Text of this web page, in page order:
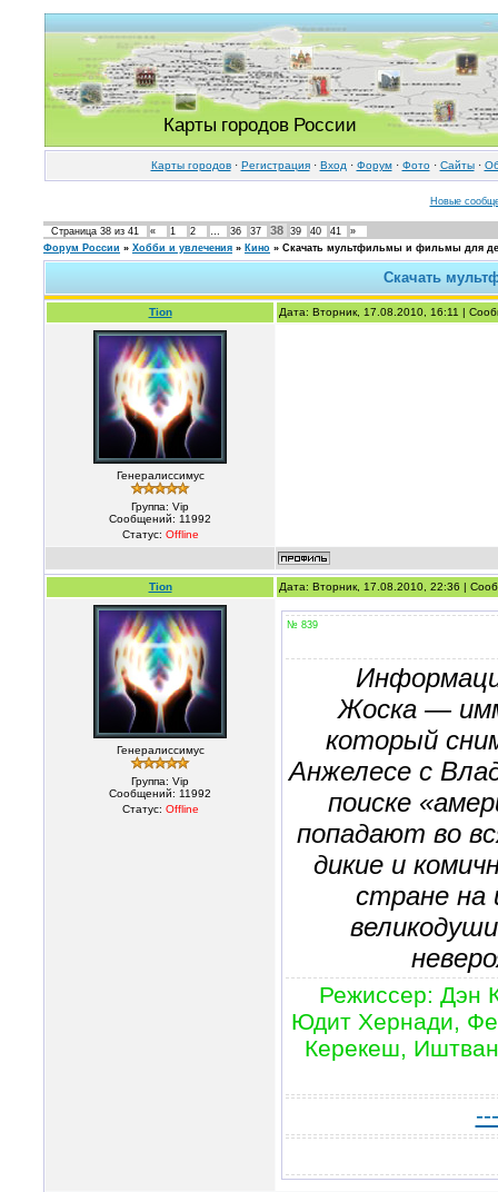
Карты городов России
Карты городов· Регистрация· Вход · Форум· Фото· Cайты·
Новые
Страница 38 из 41 « 1 2 … 36 37 38 39 40 41
»
Форум России » Хобби и увлечения » Кино » Скачать мультфильмы и фильмы для
Скачать
Tion Дата: Вторник, 17.08.2010, 16:11 |
Генералиссимус
Группа: Vip
Сообщений: 11992
Статус: Offline
Tion Дата: Вторник, 17.08.2010, 22:36 |
Генералиссимус
Группа: Vip
Сообщений: 11992
Статус: Offline
№ 839
Жоска —
который
Анжелесе с
поиске
попадают во
дикие и
стране на
Режиссер: Дэн
Юдит Хернади,
Керекеш,